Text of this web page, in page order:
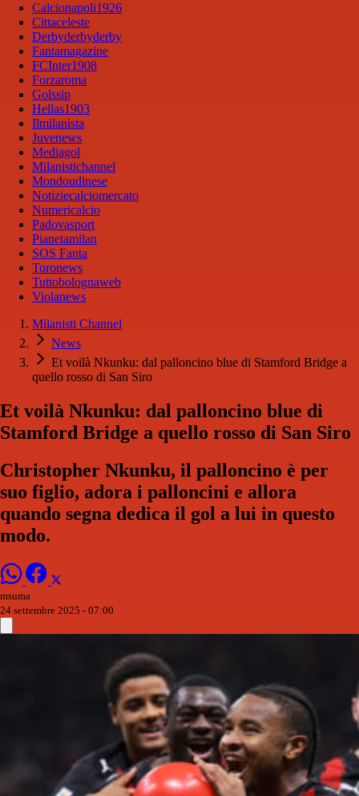
Calcionapoli1926
Cittaceleste
Derbyderbyderby
Fantamagazine
FCInter1908
Forzaroma
Golssip
Hellas1903
Ilmilanista
Juvenews
Mediagol
Milanistichannel
Mondoudinese
Notiziecalciomercato
Numericalcio
Padovasport
Pianetamilan
SOS Fanta
Toronews
Tuttobolognaweb
Violanews
Milanisti Channel
News
Et voilà Nkunku: dal palloncino blue di Stamford Bridge a
quello rosso di San Siro
Et voilà Nkunku: dal palloncino blue di
Stamford Bridge a quello rosso di San Siro
Christopher Nkunku, il palloncino è per
suo figlio, adora i palloncini e allora
quando segna dedica il gol a lui in questo
modo.
msuma
24 settembre 2025 - 07:00